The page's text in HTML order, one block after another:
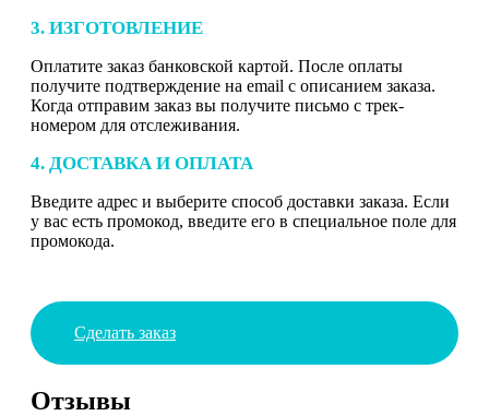
3. ИЗГОТОВЛЕНИЕ
Оплатите заказ банковской картой. После оплаты
получите подтверждение на email с описанием заказа.
Когда отправим заказ вы получите письмо с трек-
номером для отслеживания.
4. ДОСТАВКА И ОПЛАТА
Введите адрес и выберите способ доставки заказа. Если
у вас есть промокод, введите его в специальное поле для
промокода.
Сделать заказ
Отзывы